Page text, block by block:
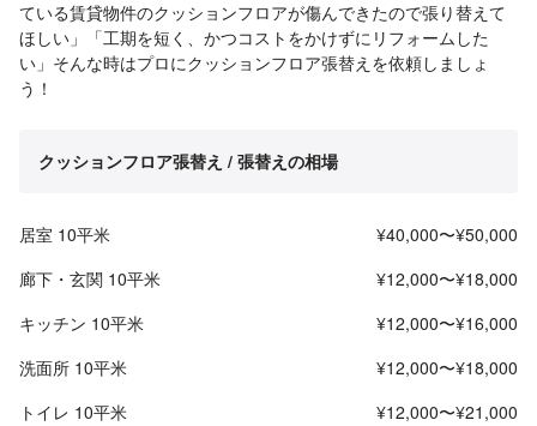
ている賃貸物件のクッションフロアが傷んできたので張り替えて
ほしい」「工期を短く、かつコストをかけずにリフォームした
い」そんな時はプロにクッションフロア張替えを依頼しましょ
う！
クッションフロア張替え / 張替えの相場
居室 10平米
¥40,000〜¥50,000
廊下・玄関 10平米
¥12,000〜¥18,000
キッチン 10平米
¥12,000〜¥16,000
洗面所 10平米
¥12,000〜¥18,000
トイレ 10平米
¥12,000〜¥21,000